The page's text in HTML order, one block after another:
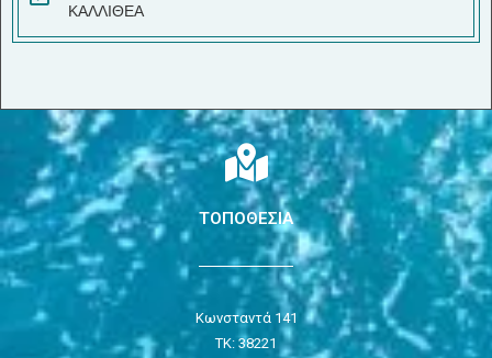
ΚΑΛΛΙΘΕΑ
ΤΟΠΟΘΕΣΙΑ
Κωνσταντά 141
ΤΚ: 38221